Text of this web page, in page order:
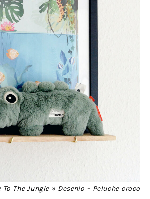
The Jungle » Desenio – Peluche croco